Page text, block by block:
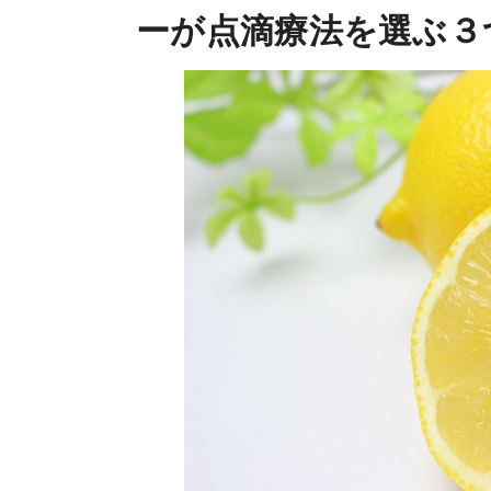
ーが点滴療法を選ぶ